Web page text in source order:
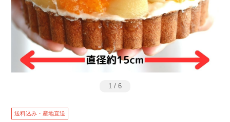
1 / 6
送料込み・産地直送